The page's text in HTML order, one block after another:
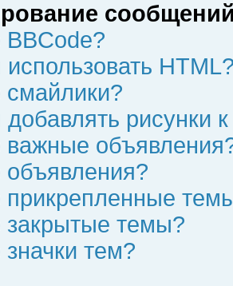
BBCode?
смайлики?
добавлять рисунки
важные
объявления?
прикрепленные
закрытые темы?
значки тем?